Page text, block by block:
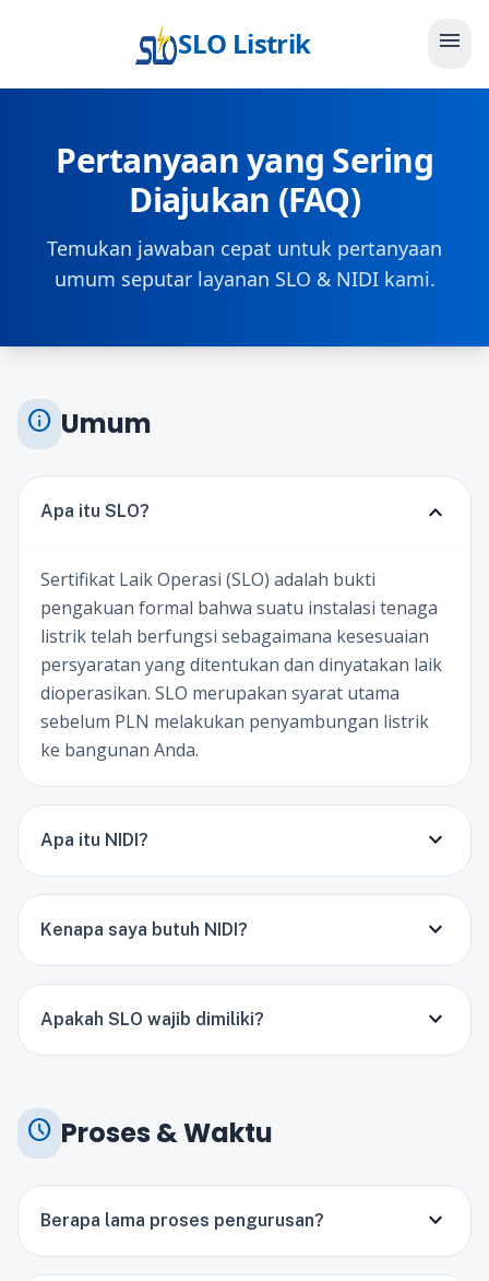
SLO Listrik menu
Pertanyaan yang Sering
Diajukan (FAQ)
Temukan jawaban cepat untuk pertanyaan
umum seputar layanan SLO & NIDI kami.
info Umum
Apa itu SLO? expand_more
Sertifikat Laik Operasi (SLO) adalah bukti
pengakuan formal bahwa suatu instalasi tenaga
listrik telah berfungsi sebagaimana kesesuaian
persyaratan yang ditentukan dan dinyatakan laik
dioperasikan. SLO merupakan syarat utama
sebelum PLN melakukan penyambungan listrik
ke bangunan Anda.
Apa itu NIDI? expand_more
Kenapa saya butuh NIDI? expand_more
Apakah SLO wajib dimiliki? expand_more
schedule Proses & Waktu
Berapa lama proses pengurusan? expand_more